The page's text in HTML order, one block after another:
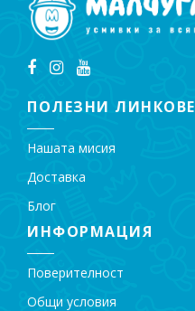
ПОЛЕЗНИ ЛИНКОВЕ
Нашата мисия
Доставка
Блог
ИНФОРМАЦИЯ
Поверителност
Общи условия